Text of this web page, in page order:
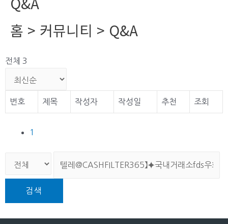
홈 > 커뮤니티 > Q&A
전체 3
번호 제목 작성자 작성일 추천 조회
1
검색